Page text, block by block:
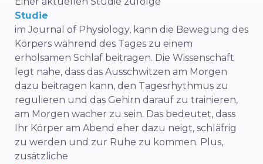
Studie
im Journal of Physiology, kann die Bewegung des
Körpers während des Tages zu einem
erholsamen Schlaf beitragen. Die Wissenschaft
legt nahe, dass das Ausschwitzen am Morgen
dazu beitragen kann, den Tagesrhythmus zu
regulieren und das Gehirn darauf zu trainieren,
am Morgen wacher zu sein. Das bedeutet, dass
Ihr Körper am Abend eher dazu neigt, schläfrig
zu werden und zur Ruhe zu kommen. Plus,
zusätzliche